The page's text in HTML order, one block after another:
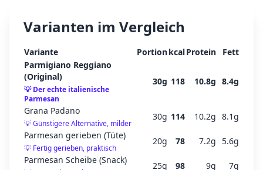
Varianten im Vergleich
Variante PortionkcalProtein
Fett
Parmigiano Reggiano
(Original)
💡Der echte italienische
Parmesan
30g 118 10.8g 8.4g
Grana Padano
💡Günstigere Alternative, milder
30g 114 10.2g 8.1g
Parmesan gerieben (Tüte)
💡 Fertig gerieben, praktisch
20g 78 7.2g 5.6g
Parmesan Scheibe (Snack)
25g 98 9g 7g